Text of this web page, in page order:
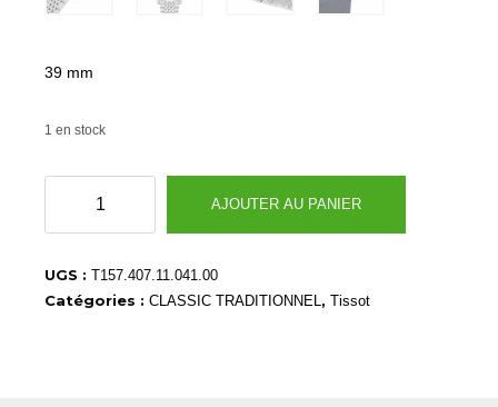
39 mm
1 en stock
T1574071104100
AJOUTER AU PANIER
UGS : T157.407.11.041.00
Catégories : CLASSIC TRADITIONNEL, Tissot